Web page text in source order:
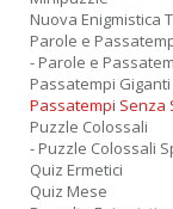
Nuova Enigmistica
Parole e
- Parole e
Passatempi Giganti
Passatempi Senza
Puzzle Colossali
- Puzzle Colossali
Quiz Ermetici
Quiz Mese